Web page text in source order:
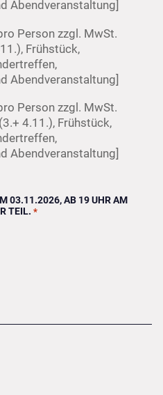
Abendveranstaltung]
Person zzgl. MwSt.
Frühstück,
Abendveranstaltung]
Person zzgl. MwSt.
4.11.), Frühstück,
Abendveranstaltung]
03.11.2026, AB 19 UHR AM
TEIL. *